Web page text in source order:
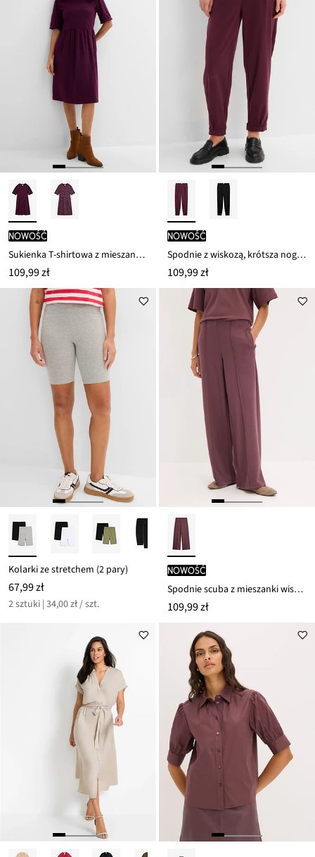
nowość
Sukienka T-shirtowa z mieszanki bawełny i elastanu
109,99 zł
nowość
Spodnie z wiskozą, krótsza nogawka
109,99 zł
Kolarki ze stretchem (2 pary)
67,99 zł
2 sztuki | 34,00 zł / szt.
nowość
Spodnie scuba z mieszanki wiskozy
109,99 zł